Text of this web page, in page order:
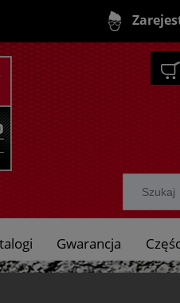
Gwarancja